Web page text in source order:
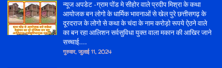
न्यूज अपडेट -ग्राम पोंड मे सीहोर वाले प्रदीप मिश्रा के कथा
आयोजक बन लोगो के धार्मिक भावनाओं से खेल पुरे छत्तीसगढ़ के
दूरदराज के लोगो से कथा के चंदा के नाम करोड़ो रूपये ऐठने वाले
का बन रहा आलिशन सर्वसुविधा युक्त वाला मकान की आखिर जाने
सच्चाई....
गुरुवार, जुलाई 11, 2024